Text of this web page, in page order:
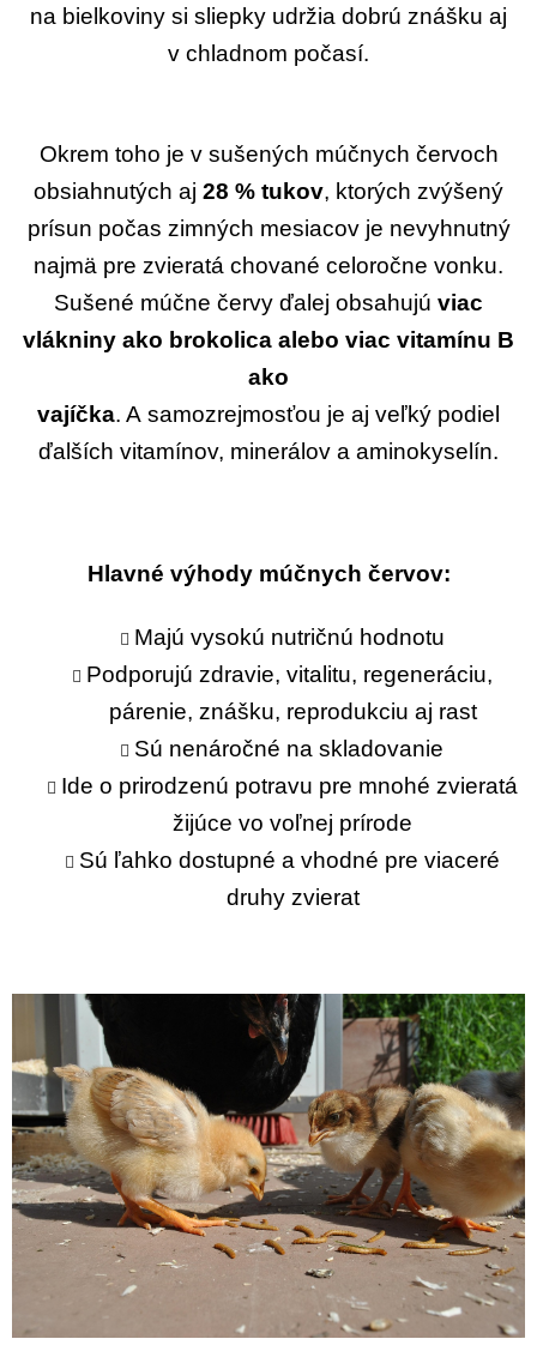
na bielkoviny si sliepky udržia dobrú znášku aj
v chladnom počasí.
Okrem toho je v sušených múčnych červoch
obsiahnutých aj 28 % tukov, ktorých zvýšený
prísun počas zimných mesiacov je nevyhnutný
najmä pre zvieratá chované celoročne vonku.
Sušené múčne červy ďalej obsahujú viac
vlákniny ako brokolica alebo viac vitamínu B
ako
vajíčka. A samozrejmosťou je aj veľký podiel
ďalších vitamínov, minerálov a aminokyselín.
Hlavné výhody múčnych červov:
Majú vysokú nutričnú hodnotu
Podporujú zdravie, vitalitu, regeneráciu,
párenie, znášku, reprodukciu aj rast
Sú nenáročné na skladovanie
Ide o prirodzenú potravu pre mnohé zvieratá
žijúce vo voľnej prírode
Sú ľahko dostupné a vhodné pre viaceré
druhy zvierat